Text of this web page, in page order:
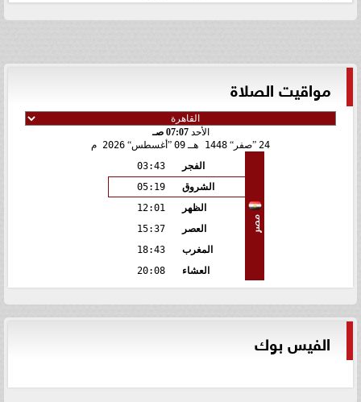
مواقيت الصلاة
الأحد07:07 صـ
24
صفر 1448 هـ 09 أغسطس 2026 م
مصر
الفجر
03:43
الشروق
05:19
الظهر
12:01
العصر
15:37
المغرب
18:43
العشاء
20:08
الفيس بوك